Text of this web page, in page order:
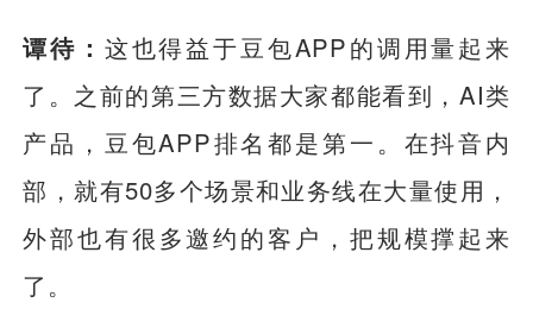
谭待： 这也得益于豆包APP的调用量起来
了。之前的第三方数据大家都能看到，AI类
产品，豆包APP排名都是第一。在抖音内
部，就有50多个场景和业务线在大量使用，
外部也有很多邀约的客户，把规模撑起来
了。